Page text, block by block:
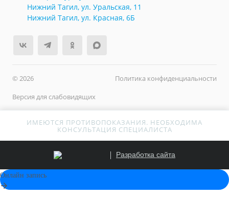
Нижний Тагил, ул. Уральская, 11
Нижний Тагил, ул. Красная, 6Б
© 2026
Политика конфиденциальности
Версия для слабовидящих
ИМЕЮТСЯ ПРОТИВОПОКАЗАНИЯ. НЕОБХОДИМА
КОНСУЛЬТАЦИЯ СПЕЦИАЛИСТА
Разработка сайта